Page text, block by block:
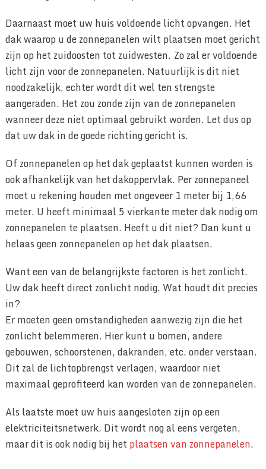
Daarnaast moet uw huis voldoende licht opvangen. Het
dak waarop u de zonnepanelen wilt plaatsen moet gericht
zijn op het zuidoosten tot zuidwesten. Zo zal er voldoende
licht zijn voor de zonnepanelen. Natuurlijk is dit niet
noodzakelijk, echter wordt dit wel ten strengste
aangeraden. Het zou zonde zijn van de zonnepanelen
wanneer deze niet optimaal gebruikt worden. Let dus op
dat uw dak in de goede richting gericht is.
Of zonnepanelen op het dak geplaatst kunnen worden is
ook afhankelijk van het dakoppervlak. Per zonnepaneel
moet u rekening houden met ongeveer 1 meter bij 1,66
meter. U heeft minimaal 5 vierkante meter dak nodig om
zonnepanelen te plaatsen. Heeft u dit niet? Dan kunt u
helaas geen zonnepanelen op het dak plaatsen.
Want een van de belangrijkste factoren is het zonlicht.
Uw dak heeft direct zonlicht nodig. Wat houdt dit precies
in?
Er moeten geen omstandigheden aanwezig zijn die het
zonlicht belemmeren. Hier kunt u bomen, andere
gebouwen, schoorstenen, dakranden, etc. onder verstaan.
Dit zal de lichtopbrengst verlagen, waardoor niet
maximaal geprofiteerd kan worden van de zonnepanelen.
Als laatste moet uw huis aangesloten zijn op een
elektriciteitsnetwerk. Dit wordt nog al eens vergeten,
maar dit is ook nodig bij het plaatsen van zonnepanelen.